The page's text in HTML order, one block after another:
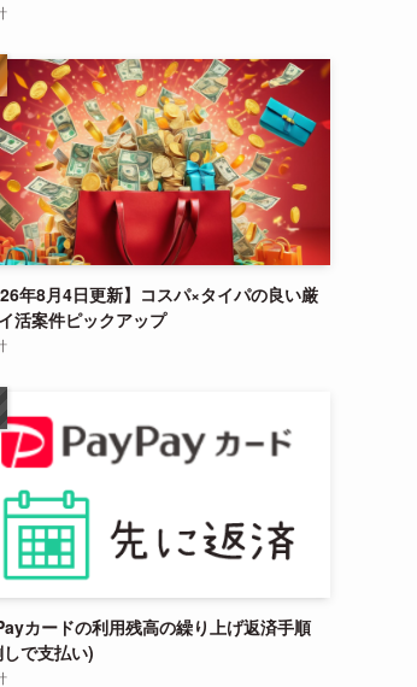
年8月4日更新】コスパ×タイパの良い厳
活案件ピックアップ
カードの利用残高の繰り上げ返済手順
で支払い)